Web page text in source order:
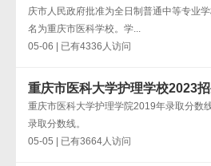
庆市人民政府批准为全日制普通中等专业
名为重庆市医科学校。学...
05-06 | 已有4336人访问
重庆市医科大学护理学校2023
重庆市医科大学护理学院2019年录取分数
录取分数线。
05-05 | 已有3664人访问